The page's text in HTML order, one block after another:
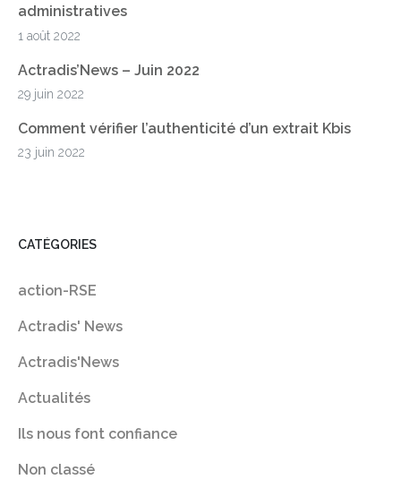
administratives
1 août 2022
Actradis’News – Juin 2022
29 juin 2022
Comment vérifier l’authenticité d’un extrait Kbis
23 juin 2022
CATÉGORIES
action-RSE
Actradis' News
Actradis'News
Actualités
Ils nous font confiance
Non classé